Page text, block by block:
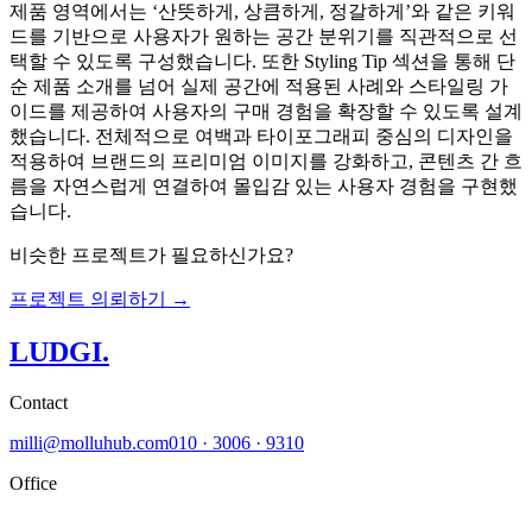
제품 영역에서는 ‘산뜻하게, 상큼하게, 정갈하게’와 같은 키워
드를 기반으로 사용자가 원하는 공간 분위기를 직관적으로 선
택할 수 있도록 구성했습니다. 또한 Styling Tip 섹션을 통해 단
순 제품 소개를 넘어 실제 공간에 적용된 사례와 스타일링 가
이드를 제공하여 사용자의 구매 경험을 확장할 수 있도록 설계
했습니다. 전체적으로 여백과 타이포그래피 중심의 디자인을
적용하여 브랜드의 프리미엄 이미지를 강화하고, 콘텐츠 간 흐
름을 자연스럽게 연결하여 몰입감 있는 사용자 경험을 구현했
습니다.
비슷한 프로젝트가 필요하신가요?
프로젝트 의뢰하기 →
LUDGI.
Contact
milli@molluhub.com010 · 3006 · 9310
Office